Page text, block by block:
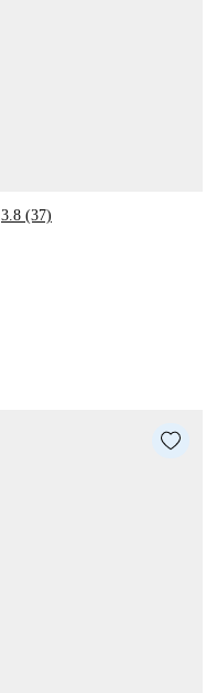
3.8 (37)